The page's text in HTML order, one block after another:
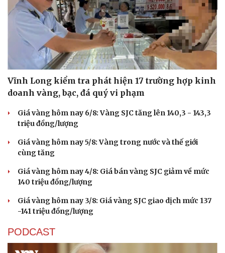
Vĩnh Long kiểm tra phát hiện 17 trường hợp kinh
doanh vàng, bạc, đá quý vi phạm
Giá vàng hôm nay 6/8: Vàng SJC tăng lên 140,3 - 143,3
triệu đồng/lượng
Giá vàng hôm nay 5/8: Vàng trong nước và thế giới
cùng tăng
Giá vàng hôm nay 4/8: Giá bán vàng SJC giảm về mức
140 triệu đồng/lượng
Giá vàng hôm nay 3/8: Giá vàng SJC giao dịch mức 137
-141 triệu đồng/lượng
PODCAST